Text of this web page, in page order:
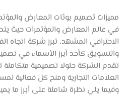
مميزات تصميم بوثات المعارض
في عالم المعارض والمؤتمرات حيث
الاحترافي المشهد، تبرز شركة اتجاه
والتسويق كأحد أبرز الأسماء في
تقدم الشركة حلولا تصميمية
العلامات التجارية ومنح كل فعالية
وفيما يلي نظرة شاملة على أبرز ما